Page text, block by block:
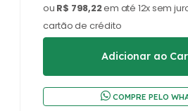
ou R$ 798,22em até 12x sem
cartão de crédito
COMPRE PELO